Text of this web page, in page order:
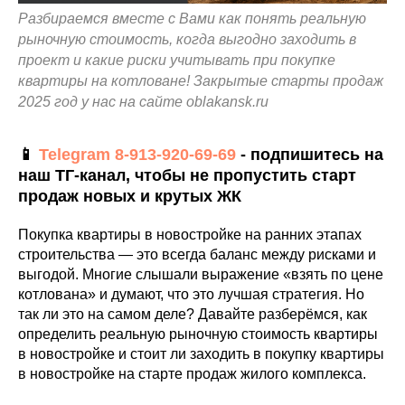
Разбираемся вместе с Вами как понять реальную
рыночную стоимость, когда выгодно заходить в
проект и какие риски учитывать при покупке
квартиры на котловане! Закрытые старты продаж
2025 год у нас на сайте oblakansk.ru
📱 Telegram 8-913-920-69-69 - подпишитесь на
наш ТГ-канал, чтобы не пропустить старт
продаж новых и крутых ЖК
Покупка квартиры в новостройке на ранних этапах
строительства — это всегда баланс между рисками и
выгодой. Многие слышали выражение «взять по цене
котлована» и думают, что это лучшая стратегия. Но
так ли это на самом деле? Давайте разберёмся, как
определить реальную рыночную стоимость квартиры
в новостройке и стоит ли заходить в покупку квартиры
в новостройке на старте продаж жилого комплекса.